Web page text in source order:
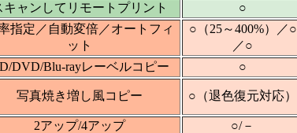
キャンしてリモートプリント
○
指定／自動変倍／オートフィ
ット
○（25～400%）／○
／○
DVD/Blu-rayレーベルコピー
○
写真焼き増し風コピー ○（退色復元対応）
2アップ/4アップ
○/－